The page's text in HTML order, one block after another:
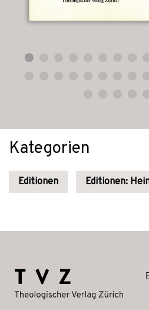
Kategorien
Editionen Editionen: